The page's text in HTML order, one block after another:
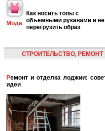
Мода
Как носить топы с
объемными рукавами и не
перегрузить образ
СТРОИТЕЛЬСТВО, РЕМОНТ
Ремонт и отделка лоджии: советы и
идеи